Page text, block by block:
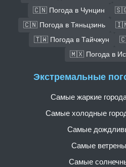
🇨🇳 Погода в Чунцин
🇸🇬
🇨🇳 Погода в Тяньцзинь
🇮🇳
🇹🇼 Погода в Тайчжун
🇲🇽 Погода в
Экстремальные
Самые жаркие
Самые холодные
Самые
Самые
Самые